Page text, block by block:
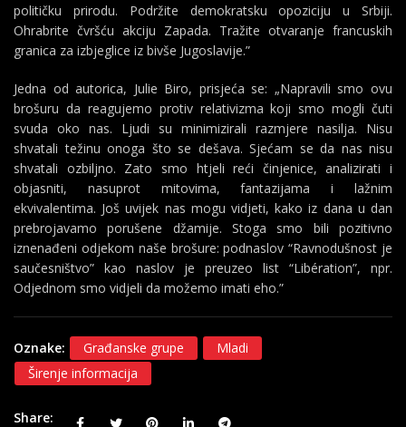
političku prirodu. Podržite demokratsku opoziciju u Srbiji.
Ohrabrite čvršću akciju Zapada. Tražite otvaranje francuskih
granica za izbjeglice iz bivše Jugoslavije.”
Jedna od autorica, Julie Biro, prisjeća se: „Napravili smo ovu
brošuru da reagujemo protiv relativizma koji smo mogli čuti
svuda oko nas. Ljudi su minimizirali razmjere nasilja. Nisu
shvatali težinu onoga što se dešava. Sjećam se da nas nisu
shvatali ozbiljno. Zato smo htjeli reći činjenice, analizirati i
objasniti, nasuprot mitovima, fantazijama i lažnim
ekvivalentima. Još uvijek nas mogu vidjeti, kako iz dana u dan
prebrojavamo porušene džamije. Stoga smo bili pozitivno
iznenađeni odjekom naše brošure: podnaslov “Ravnodušnost je
saučesništvo” kao naslov je preuzeo list “Libération”, npr.
Odjednom smo vidjeli da možemo imati eho.”
Oznake: Građanske grupe
Mladi
Širenje informacija
Share